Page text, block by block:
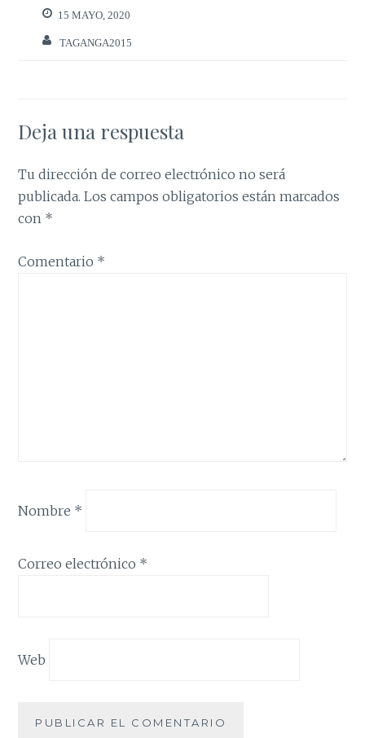
15 MAYO, 2020
TAGANGA2015
Deja una respuesta
Tu dirección de correo electrónico no será
publicada. Los campos obligatorios están marcados
con *
Comentario *
Nombre *
Correo electrónico *
Web